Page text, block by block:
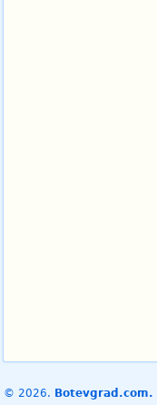
© 2026. Botevgrad.com.